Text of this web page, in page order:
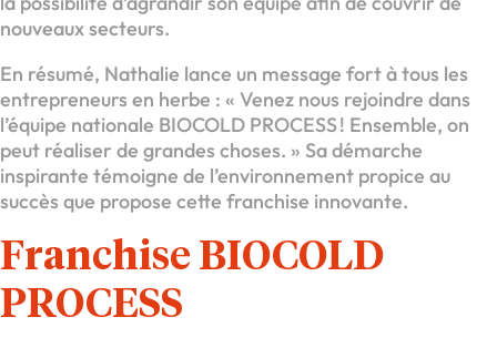
nouveaux secteurs.
En résumé, Nathalie lance un message fort à tous les
entrepreneurs en herbe : « Venez nous rejoindre dans
l’équipe nationale BIOCOLD PROCESS ! Ensemble, on
peut réaliser de grandes choses. » Sa démarche
inspirante témoigne de l’environnement propice au
succès que propose cette franchise innovante.
Franchise BIOCOLD
PROCESS